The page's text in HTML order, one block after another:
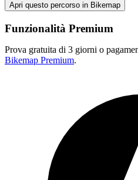
Apri questo percorso in Bikemap
Funzionalità Premium
Prova gratuita di 3 giorni o
Bikemap Premium.